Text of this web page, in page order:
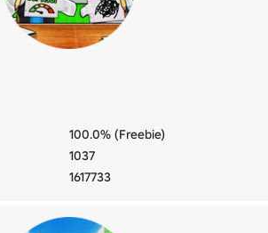
100.0% (Freebie)
1037
1617733